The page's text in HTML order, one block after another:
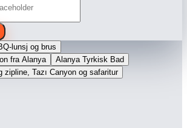
lunsj og brus
fra Alanya
Alanya Tyrkisk Bad
zipline, Tazı Canyon og safaritur